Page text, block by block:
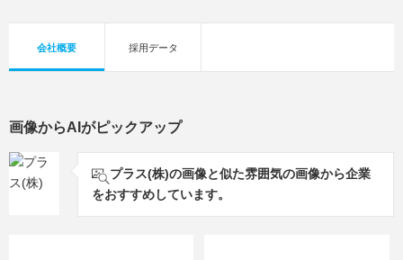
会社概要 採用データ
画像からAIがピックアップ
プラス(株)の画像と似た雰囲気の画像から企業
をおすすめしています。